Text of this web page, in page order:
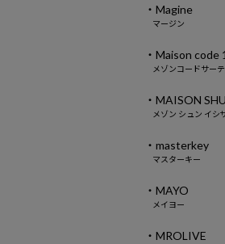
・Magine
マージン
・Maison code
メゾンコードサーテ
・MAISON
メゾン シュン イシ
・masterkey
マスターキー
・MAYO
メイヨー
・MROLIVE